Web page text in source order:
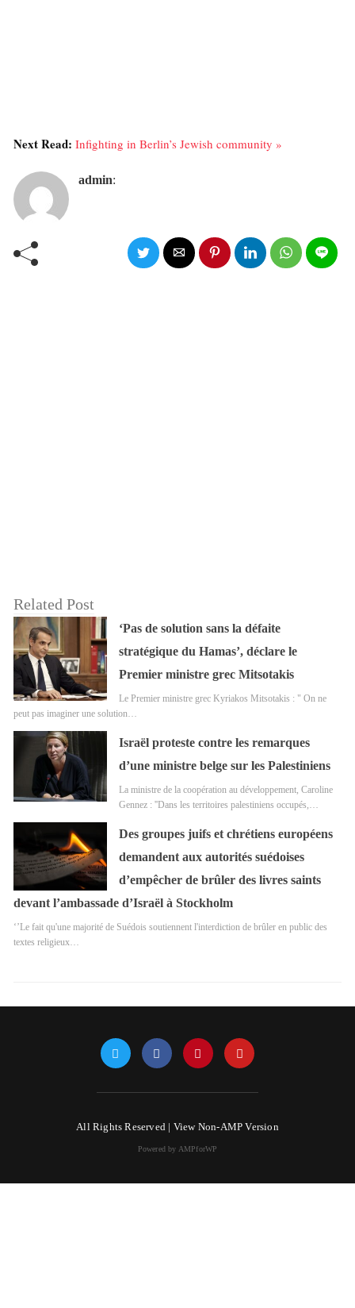
Next Read: Infighting in Berlin’s Jewish community »
admin:
Related Post
‘Pas de solution sans la défaite
stratégique du Hamas’, déclare le
Premier ministre grec Mitsotakis
Le Premier ministre grec Kyriakos Mitsotakis : " On ne
peut pas imaginer une solution…
Israël proteste contre les remarques
d’une ministre belge sur les Palestiniens
La ministre de la coopération au développement, Caroline
Gennez : ''Dans les territoires palestiniens occupés,…
Des groupes juifs et chrétiens européens
demandent aux autorités suédoises
d’empêcher de brûler des livres saints
devant l’ambassade d’Israël à Stockholm
‘’Le fait qu'une majorité de Suédois soutiennent l'interdiction de brûler en public des
textes religieux…
All Rights Reserved | View Non-AMP Version
Powered by AMPforWP